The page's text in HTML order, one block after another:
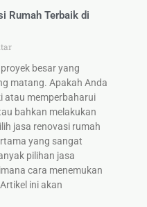
Rumah Terbaik di
besar yang
matang. Apakah Anda
atau memperbaharui
bahkan melakukan
jasa renovasi rumah
yang sangat
pilihan jasa
cara menemukan
ini akan